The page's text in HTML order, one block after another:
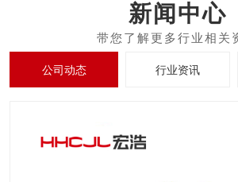
新闻中心
公司动态 行业资讯